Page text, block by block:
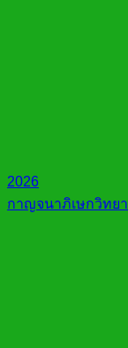
2026
กาญจนาภิเษกวิทย